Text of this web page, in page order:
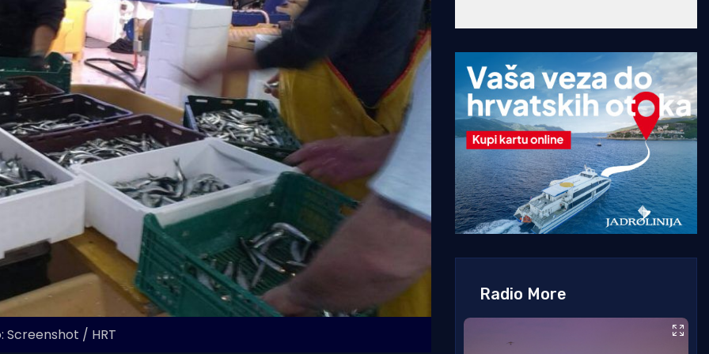
Screenshot / HRT
Radio More